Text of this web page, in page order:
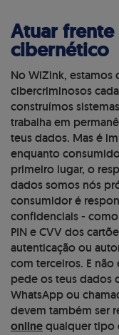
Atuar
cibernético
No WiZink, estamos
cibercriminosos
construímos
trabalha em
teus dados. Mas é
enquanto
primeiro lugar, o
dados somos nós
consumidor é
confidenciais -
PIN e CVV dos
autenticação ou
com terceiros. E
pede os teus dados
WhatsApp ou
devem também ser
onlinequalquer tipo